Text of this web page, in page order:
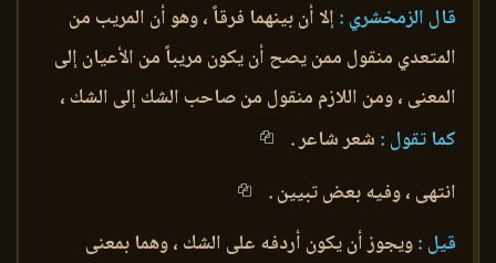
قال الزمخشري :إلا أن بينهما فرقاً ، وهو أن المريب من
المتعدي منقول ممن يصح أن يكون مريباً من الأعيان إلى
المعنى ، ومن اللازم منقول من صاحب الشك إلى الشك ،
كما تقول : شعر شاعر .
انتهى ، وفيه بعض تبيين .
قيل :ويجوز أن يكون أردفه على الشك ، وهما بمعنى